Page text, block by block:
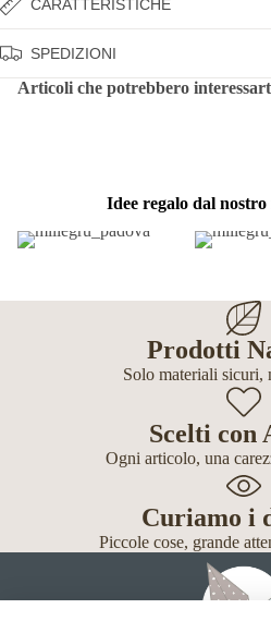
CARATTERISTICHE
SPEDIZIONI
Articoli che potrebbero
Idee regalo dal
Prodotti
Solo materiali sicuri,
Scelti con
Ogni articolo, una
Curiamo i
Piccole cose, grande